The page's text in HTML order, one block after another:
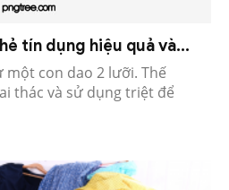
tín dụng hiệu quả và...
con dao 2 lưỡi. Thế
thác và sử dụng triệt để